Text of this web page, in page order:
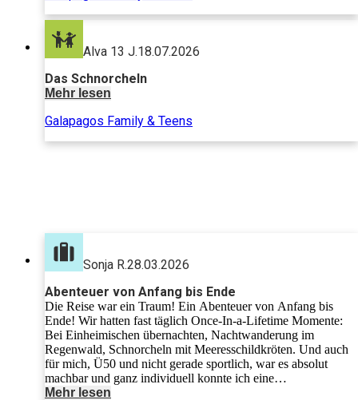
mitgerissen. Die Reise war
abwechslungsreich und lehrreich.
18) steht für mich fest: Wir würden
jederzeit wieder mit For Family auf
Alva 13 J.18.07.2026
Das Schnorcheln
Mehr lesen
Galapagos Family & Teens
Sonja R.28.03.2026
Abenteuer von Anfang bis Ende
Die Reise war ein Traum! Ein Abenteuer von Anfang bis
Ende! Wir hatten fast täglich Once-In-a-Lifetime Momente:
Bei Einheimischen übernachten, Nachtwanderung im
Regenwald, Schnorcheln mit Meeresschildkröten. Und auch
für mich, Ü50 und nicht gerade sportlich, war es absolut
machbar und ganz individuell konnte ich eine
Vulkanwanderung auslassen und habe dafür den Strand
Mehr lesen